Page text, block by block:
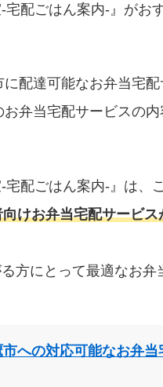
宅配ごはん案内‐』がお
配達可能なお弁当宅配
弁当宅配サービスの内
宅配ごはん案内‐』は、
けお弁当宅配サービ
方にとって最適なお弁
への対応可能なお弁